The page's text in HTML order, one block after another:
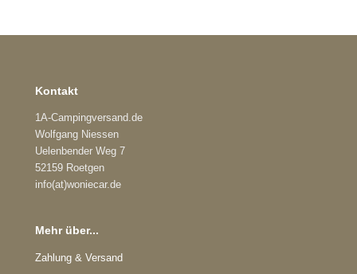
Kontakt
1A-Campingversand.de
Wolfgang Niessen
Uelenbender Weg 7
52159 Roetgen
info(at)woniecar.de
Mehr über...
Zahlung & Versand